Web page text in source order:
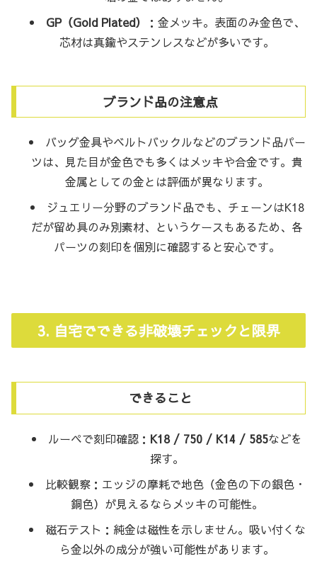
GP（Gold Plated）
：金メッキ。表面のみ金色で、
芯材は真鍮やステンレスなどが多いです。
ブランド品の注意点
バッグ金具やベルトバックルなどのブランド品パー
ツは、見た目が金色でも多くはメッキや合金です。貴
金属としての金とは評価が異なります。
ジュエリー分野のブランド品でも、チェーンはK18
だが留め具のみ別素材、というケースもあるため、各
パーツの刻印を個別に確認すると安心です。
3. 自宅でできる非破壊チェックと限界
できること
ルーペで刻印確認： K18 / 750 / K14 / 585などを
探す。
比較観察：エッジの摩耗で地色（金色の下の銀色・
銅色）が見えるならメッキの可能性。
磁石テスト：純金は磁性を示しません。吸い付くな
ら金以外の成分が強い可能性があります。